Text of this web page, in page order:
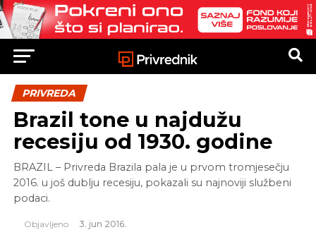
PRIVREDA
Brazil tone u najdužu
recesiju od 1930. godine
BRAZIL – Privreda Brazila pala je u prvom tromjesečju
2016. u još dublju recesiju, pokazali su najnoviji službeni
podaci.
Objavljeno 3. jun 2016.